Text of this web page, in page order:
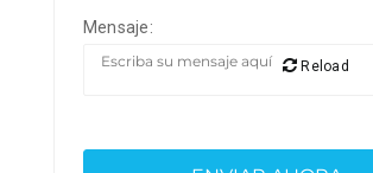
Mensaje:
Reload